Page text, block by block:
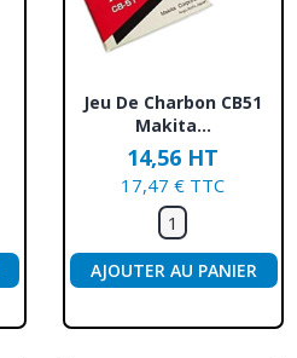
Aperçu rapide
Jeu De Charbon CB51
Makita...
14,56 HT
17,47 € TTC
AJOUTER AU PANIER